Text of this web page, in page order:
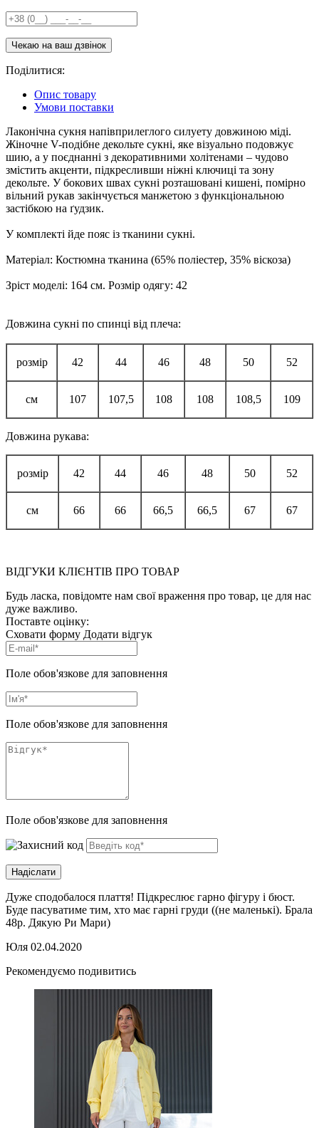
Поділитися:
Опис товару
Умови поставки
Лаконічна сукня напівприлеглого силуету довжиною міді.
Жіночне V-подібне декольте сукні, яке візуально подовжує
шию, а у поєднанні з декоративними холітенами – чудово
змістить акценти, підкресливши ніжні ключиці та зону
декольте. У бокових швах сукні розташовані кишені, помірно
вільний рукав закінчується манжетою з функціональною
застібкою на ґудзик.
У комплекті йде пояс із тканини сукні.
Матеріал: Костюмна тканина (65% поліестер, 35% віскоза)
Зріст моделі: 164 см. Розмір одягу: 42
Довжина сукні по спинці від плеча:
розмір 42 44 46 48 50 52
см 107 107,5 108 108 108,5 109
Довжина рукава:
розмір 42 44 46 48 50 52
см 66 66 66,5 66,5 67 67
ВІДГУКИ КЛІЄНТІВ ПРО ТОВАР
Будь ласка, повідомте нам свої враження про товар, це для нас
дуже важливо.
Поставте оцінку:
Сховати форму Додати відгук
Поле обов'язкове для заповнення
Поле обов'язкове для заповнення
Поле обов'язкове для заповнення
Дуже сподобалося плаття! Підкреслює гарно фігуру і бюст.
Буде пасуватиме тим, хто має гарні груди ((не маленькі). Брала
48р. Дякую Ри Мари)
Юля 02.04.2020
Рекомендуємо подивитись